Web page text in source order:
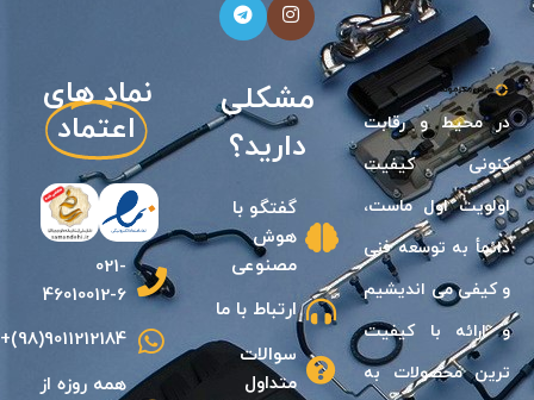
در محيط و رقابت
كنونى كيفيت
اولويت اول ماست،
دائمأ به توسعه فنى
و كيفی مى انديشیم
و ارائه با كيفيت
ترين محصولات به
مشکلی
نیازی
دارید؟
گفتگو با
هوش
مصنوعی
ارتباط با ما
سوالات
متداول
نماد های
اعتماد
021-
46010012-6
9011212184(98)+
همه روزه از